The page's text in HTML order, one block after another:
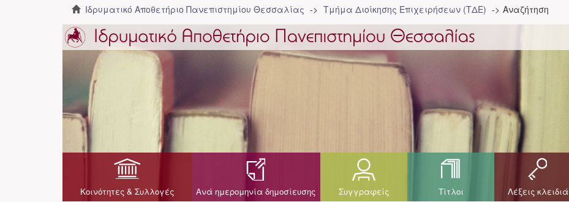
Ιδρυματικό Αποθετήριο Πανεπιστημίου Θεσσαλίας Τμήμα Διοίκησης Επιχειρήσεων (ΤΔΕ) Αναζήτηση
Κοινότητες & Συλλογές Ανά ημερομηνία δημοσίευσης Συγγραφείς Τίτλοι Λέξεις κλειδιά